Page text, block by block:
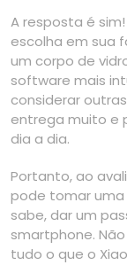
A resposta é
escolha em sua
um corpo de
software mais
considerar
entrega muito e
dia a dia.
Portanto, ao
pode tomar uma
sabe, dar um
smartphone.
tudo o que o